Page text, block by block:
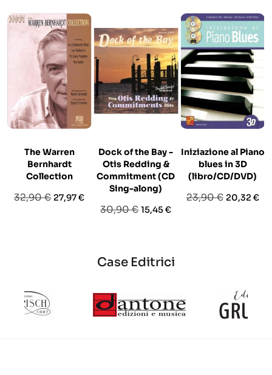
The Warren
Bernhardt
Collection
Prezzo
32,90 € Prezzo
27,97 €
Dock of the Bay -
Otis Redding &
Commitment (CD
Sing-along)
Prezzo
30,90 €Prezzo
15,45 €
Iniziazione al Piano
blues in 3D
(libro/CD/DVD)
Prezzo
23,90 € Prezzo
20,32 €
Case Editrici